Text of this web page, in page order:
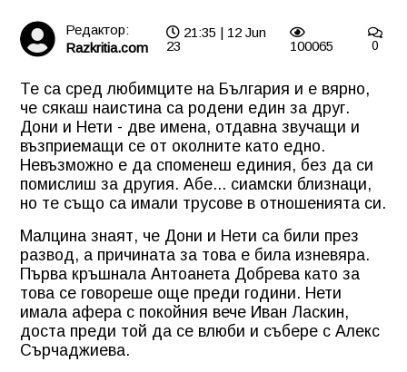
Редактор:
Razkritia.com
21:35 | 12 Jun
23
100065 0
Те са сред любимците на България и е вярно,
че сякаш наистина са родени един за друг.
Дони и Нети - две имена, отдавна звучащи и
възприемащи се от околните като едно.
Невъзможно е да споменеш единия, без да си
помислиш за другия. Абе... сиамски близнаци,
но те също са имали трусове в отношенията си.
Малцина знаят, че Дони и Нети са били през
развод, а причината за това е била изневяра.
Първа кръшнала Антоанета Добрева като за
това се говореше още преди години. Нети
имала афера с покойния вече Иван Ласкин,
доста преди той да се влюби и събере с Алекс
Сърчаджиева.